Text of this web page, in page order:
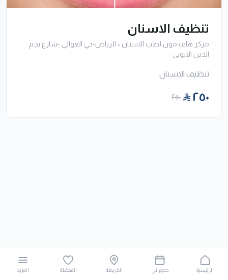
تنظيف الاسنان
مركز هاف مون لطب الاسنان • الرياض-حي العوالي -شارع نجم
الدين الايوبي
تنظيف الاسنان
٢٥٠ ٢٥٠
الرئيسية حجوزاتي الخريطة المفضلة المزيد